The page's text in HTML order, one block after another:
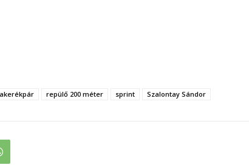
repülő 200 méter sprint Szalontay Sándor